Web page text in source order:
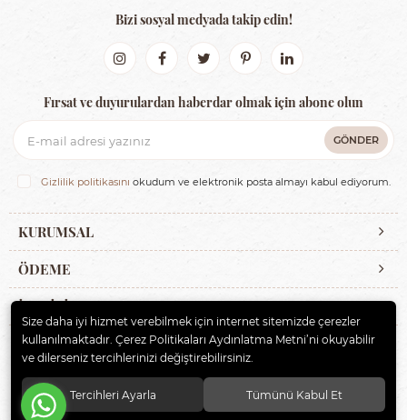
KURUMSAL
ÖDEME
İLETİŞİM
Bizi sosyal medyada takip edin!
Fırsat ve duyurulardan haberdar olmak için abone olun
GÖNDER
Gizlilik politikasını okudum ve elektronik posta almayı kabul ediyorum.
© 2020ERBAYBEBE BİSİKLET VE ÇOCUK GEREÇLERİ
saklıdır.
Size daha iyi hizmet verebilmek için internet sitemizde çerezler
kullanılmaktadır. Çerez Politikaları Aydınlatma Metni’ni okuyabilir
ve dilerseniz tercihlerinizi değiştirebilirsiniz.
Tercihleri Ayarla Tümünü Kabul Et